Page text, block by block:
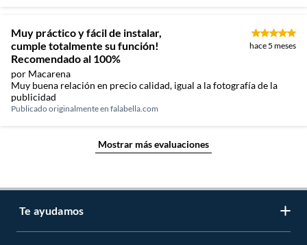
Muy práctico y fácil de instalar,
cumple totalmente su función!
Recomendado al 100%
por Macarena
hace 5 meses
Muy buena relación en precio calidad, igual a la fotografía de la
publicidad
Publicado originalmente en falabella.com
Mostrar más evaluaciones
Te ayudamos